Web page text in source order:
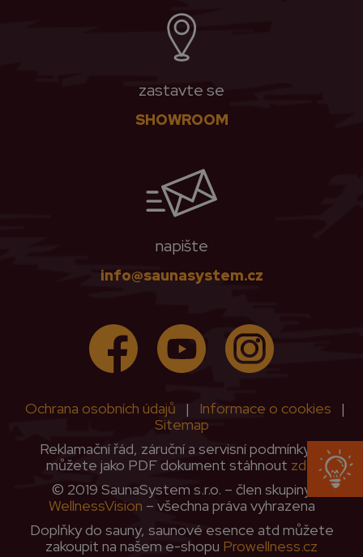
zastavte se
SHOWROOM
napište
info@saunasystem.cz
Ochrana osobních údajů | Informace o cookies
|
Sitemap
Reklamační řád, záruční a servisní podmínky si
můžete jako PDF dokument stáhnout zde
© 2019 SaunaSystem s.r.o. – člen skupiny
WellnessVision – všechna práva vyhrazena
Doplňky do sauny, saunové esence atd můžete
zakoupit na našem e-shopu Prowellness.cz